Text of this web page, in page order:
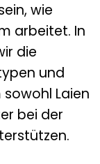
wie
arbeitet. In
die
und
Laien
bei der